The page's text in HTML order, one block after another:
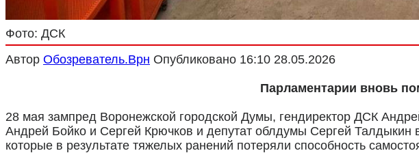
Фото: ДСК
Автор Обозреватель.Врн Опубликовано 16:10 28.05.2026
Парламентарии вновь
28 мая зампред Воронежской городской Думы, гендиректор ДСК
Андрей Бойко и Сергей Крючков и депутат облдумы Сергей
которые в результате тяжелых ранений потеряли способность